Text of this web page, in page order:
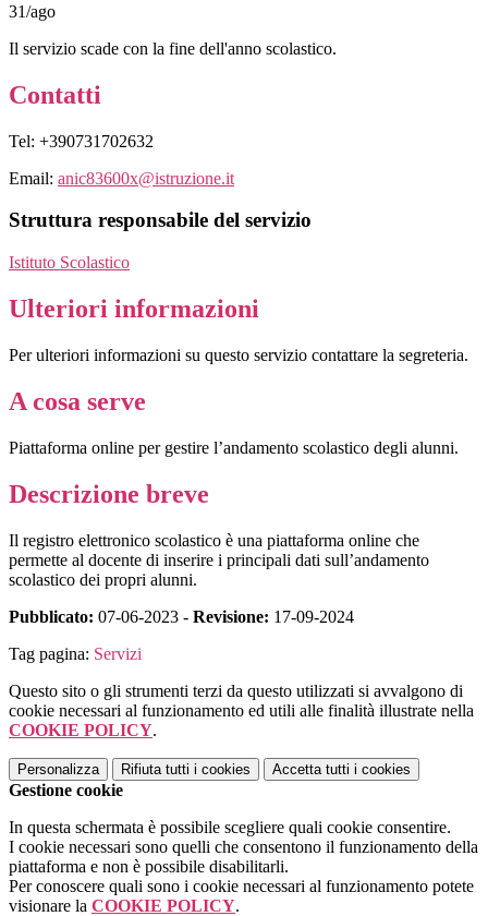
31/ago
Il servizio scade con la fine dell'anno scolastico.
Contatti
Tel: +390731702632
Email: anic83600x@istruzione.it
Struttura responsabile del servizio
Istituto Scolastico
Ulteriori informazioni
Per ulteriori informazioni su questo servizio contattare la segreteria.
A cosa serve
Piattaforma online per gestire l’andamento scolastico degli alunni.
Descrizione breve
Il registro elettronico scolastico è una piattaforma online che
permette al docente di inserire i principali dati sull’andamento
scolastico dei propri alunni.
Pubblicato: 07-06-2023 - Revisione: 17-09-2024
Tag pagina: Servizi
Questo sito o gli strumenti terzi da questo utilizzati si avvalgono di
cookie necessari al funzionamento ed utili alle finalità illustrate nella
COOKIE POLICY.
Personalizza Rifiuta tutti i cookies Accetta tutti i cookies
Gestione cookie
In questa schermata è possibile scegliere quali cookie consentire.
I cookie necessari sono quelli che consentono il funzionamento della
piattaforma e non è possibile disabilitarli.
Per conoscere quali sono i cookie necessari al funzionamento potete
visionare la COOKIE POLICY.